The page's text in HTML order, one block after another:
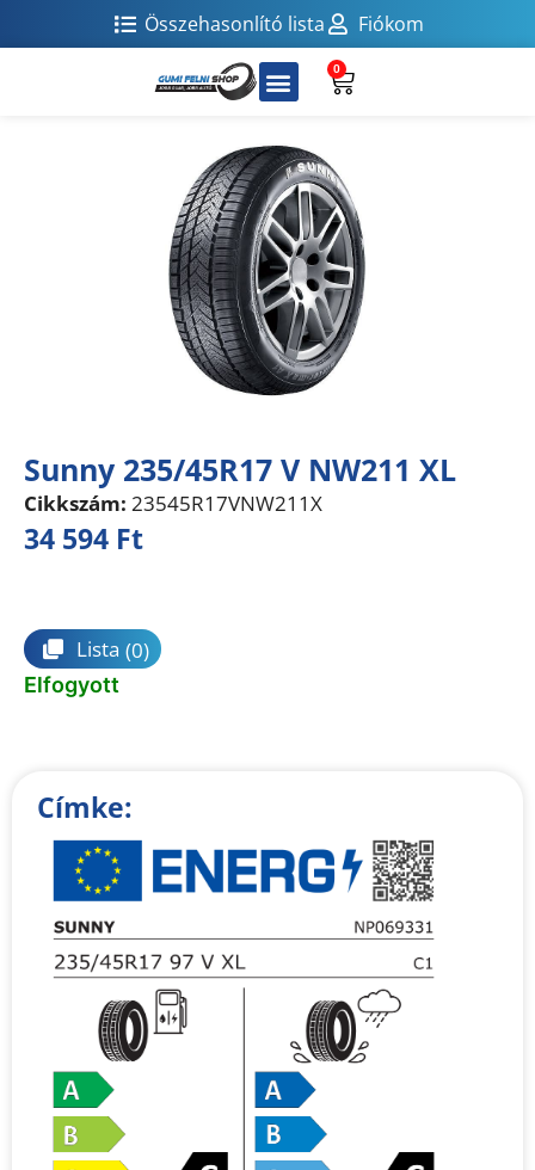
Összehasonlító lista Fiókom
0
Sunny 235/45R17 V NW211 XL
Cikkszám: 23545R17VNW211X
34 594 Ft
Lista (0)
Elfogyott
Címke: